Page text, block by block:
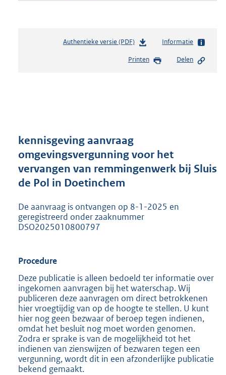
Authentieke versie (PDF)b
s
o
t
2
0
Informatie
Printen Delen
kennisgeving aanvraag
omgevingsvergunning voor het
vervangen van remmingenwerk bij Sluis
de Pol in Doetinchem
De aanvraag is ontvangen op 8-1-2025 en
geregistreerd onder zaaknummer
DSO2025010800797
Procedure
Deze publicatie is alleen bedoeld ter informatie over
ingekomen aanvragen bij het waterschap. Wij
publiceren deze aanvragen om direct betrokkenen
hier vroegtijdig van op de hoogte te stellen. U kunt
hier nog geen bezwaar of beroep tegen indienen,
omdat het besluit nog moet worden genomen.
Zodra er sprake is van de mogelijkheid tot het
indienen van zienswijzen of bezwaren tegen een
vergunning, wordt dit in een afzonderlijke publicatie
bekend gemaakt.